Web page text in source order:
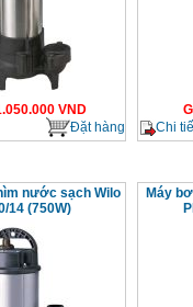
VND
Đặt hàng
Chi
nước sạch Wilo
14 (750W)
Máy